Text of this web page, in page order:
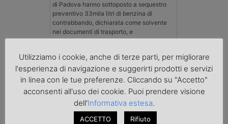
di Padova hanno sottoposto a sequestro
preventivo 33mila litri di benzina di
contrabbando, dichiarata come solvente
nei documenti di trasporto, e
l'autoarticolato utilizzato. Denunciato per
conducente ungherese del mezzo, fermato
al valico di Tarvisio.
Transpotalk
Utilizziamo i cookie, anche di terze parti, per migliorare
l'esperienza di navigazione e suggerirti prodotti e servizi
in linea con le tue preferenze. Cliccando su "Accetto"
acconsenti all'uso dei cookie. Puoi prendere visione
dell'Informativa estesa.
ACCETTO Rifiuto